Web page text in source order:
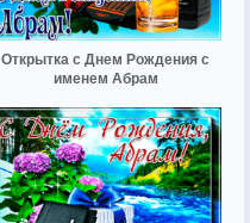
Открытка с Днем Рождения с
именем Абрам